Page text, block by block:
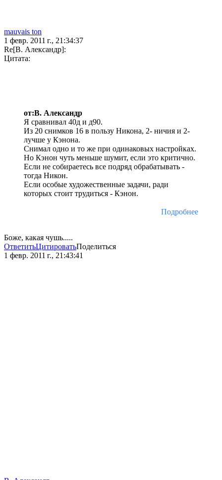
mauvais ton
1 февр. 2011 г., 21:34:37
Re[В. Александр]:
Цитата:
от:В. Александр
Я сравнивал 40д и д90.
Из 20 снимков 16 в пользу Никона, 2- ничия и 2-
лучше у Кэнона.
Снимал одно и то же при одинаковых настройках.
Но Кэнон чуть меньше шумит, если это критично.
Если не собираетесь все подряд обрабатывать -
тогда Никон.
Если особые художественные задачи, ради
которых стоит трудиться - Кэнон.
Подробнее
Боже, какая чушь.....
ОтветитьЦитироватьПоделиться
1 февр. 2011 г., 21:43:41